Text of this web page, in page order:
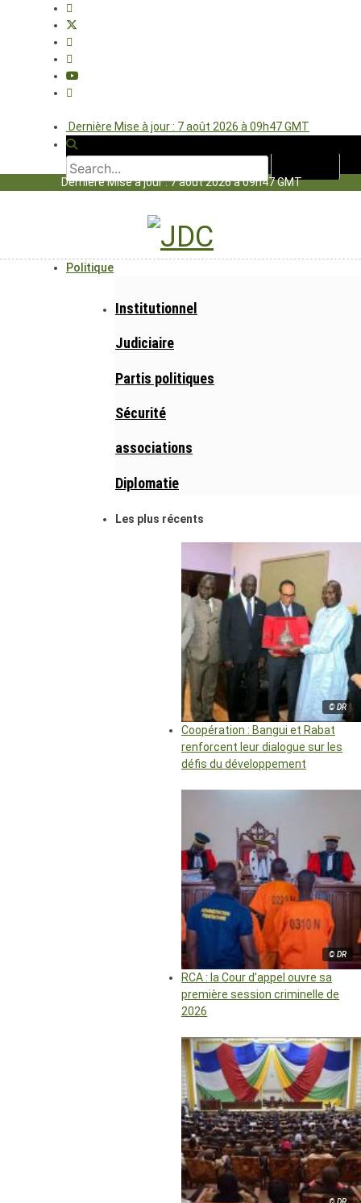
Dernière Mise à jour : 7 août 2026 à 09h47 GMT
Dernière Mise à jour : 7 août 2026 à 09h47 GMT
Politique
Institutionnel
Judiciaire
Partis politiques
Sécurité
associations
Diplomatie
Les plus récents
© DR
Coopération : Bangui et Rabat
renforcent leur dialogue sur les
défis du développement
© DR
RCA : la Cour d’appel ouvre sa
première session criminelle de
2026